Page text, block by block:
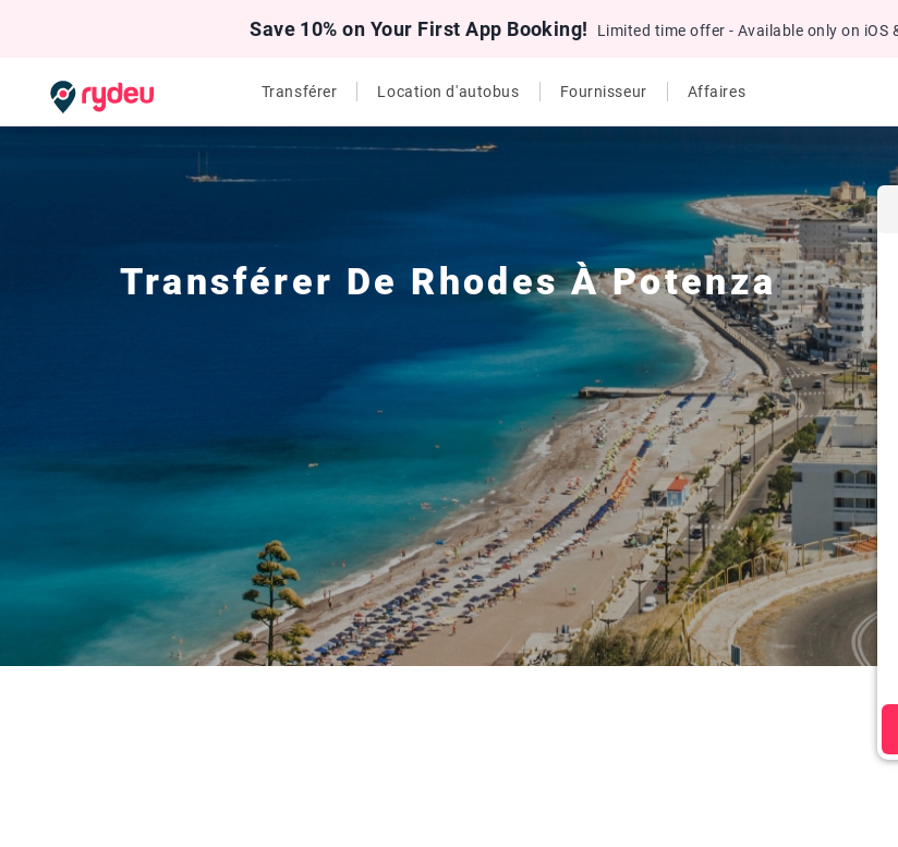
Save 10% on Your First App Booking! Limited time offer - Available only on iOS
Transférer Location d'autobus Fournisseur Affaires
Transférer De Rhodes À Potenza